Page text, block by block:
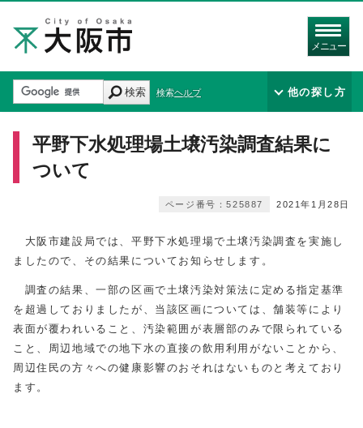
メニュー
検索 検索ヘルプ 他の探し方
平野下水処理場土壌汚染調査結果に
ついて
2021年1月28日
ページ番号：525887
大阪市建設局では、平野下水処理場で土壌汚染調査を実施し
ましたので、その結果についてお知らせします。
調査の結果、一部の区画で土壌汚染対策法に定める指定基準
を超過しておりましたが、当該区画については、舗装等により
表面が覆われいること、汚染範囲が表層部のみで限られている
こと、周辺地域での地下水の直接の飲用利用がないことから、
周辺住民の方々への健康影響のおそれはないものと考えており
ます。